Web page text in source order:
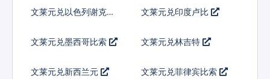
文莱元兑以色列谢克尔 文莱元兑印度卢比
文莱元兑墨西哥比索 文莱元兑林吉特
文莱元兑新西兰元 文莱元兑菲律宾比索